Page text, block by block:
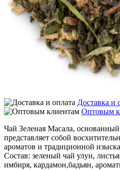
Доставка и
Оптовым
Чай Зеленая Масала,
представляет собой
ароматов и традиционной
Состав: зеленый чай улун,
имбиря, кардамон,бадьян,